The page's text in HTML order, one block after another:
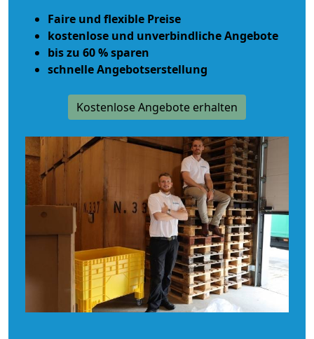
Faire und flexible Preise
kostenlose und unverbindliche Angebote
bis zu 60 % sparen
schnelle Angebotserstellung
Kostenlose Angebote erhalten